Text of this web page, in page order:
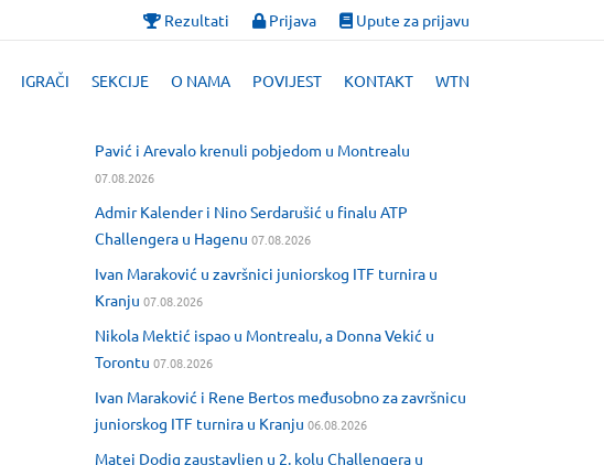
Rezultati Prijava Upute za prijavu
IGRAČI SEKCIJE O NAMA POVIJEST KONTAKT WTN
Pavić i Arevalo krenuli pobjedom u Montrealu
07.08.2026
Admir Kalender i Nino Serdarušić u finalu ATP
Challengera u Hagenu 07.08.2026
Ivan Maraković u završnici juniorskog ITF turnira u
Kranju 07.08.2026
Nikola Mektić ispao u Montrealu, a Donna Vekić u
Torontu 07.08.2026
Ivan Maraković i Rene Bertos međusobno za završnicu
juniorskog ITF turnira u Kranju 06.08.2026
Matej Dodig zaustavljen u 2. kolu Challengera u